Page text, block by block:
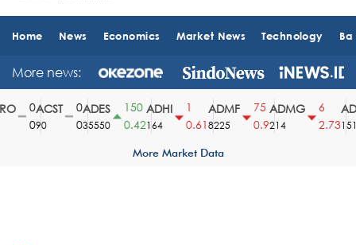
Home News Economics Market News Technology
More news:
ACST
90
ADES
35550
150
0.42
ADHI
164
0.61
ADMF
8225
75
0.9
ADMG
214
2.731510
More Market Data